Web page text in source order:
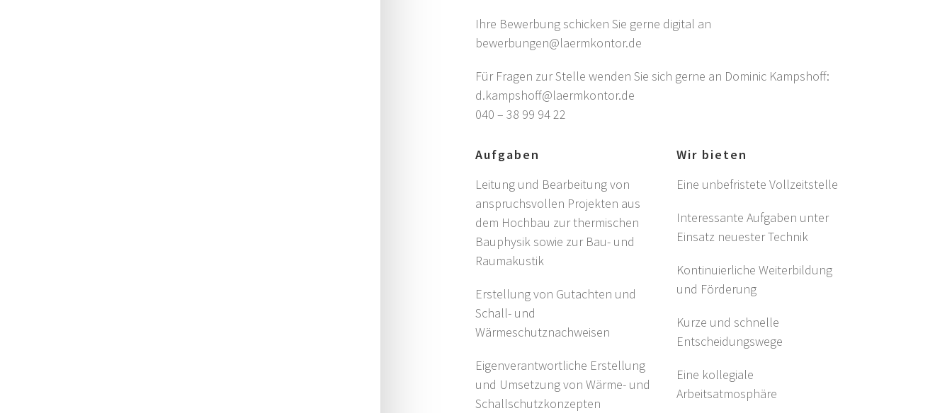
Ihre Bewerbung schicken Sie gerne digital an
bewerbungen@laermkontor.de
Für Fragen zur Stelle wenden Sie sich gerne an Dominic Kampshoff:
d.kampshoff@laermkontor.de
040 – 38 99 94 22
Aufgaben
Leitung und Bearbeitung von
anspruchsvollen Projekten aus
dem Hochbau zur thermischen
Bauphysik sowie zur Bau- und
Raumakustik
Erstellung von Gutachten und
Schall- und
Wärmeschutznachweisen
Eigenverantwortliche Erstellung
und Umsetzung von Wärme- und
Schallschutzkonzepten
Wir bieten
Eine unbefristete Vollzeitstelle
Interessante Aufgaben unter
Einsatz neuester Technik
Kontinuierliche Weiterbildung
und Förderung
Kurze und schnelle
Entscheidungswege
Eine kollegiale
Arbeitsatmosphäre